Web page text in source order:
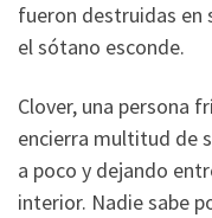
fueron destruidas en
el sótano esconde.
Clover, una persona
encierra multitud de
a poco y dejando
interior. Nadie sabe